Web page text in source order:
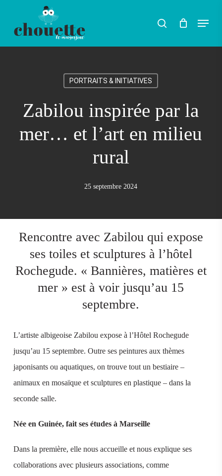
Rechercher
search Menu
PORTRAITS & INITIATIVES
Zabilou inspirée par la
mer… et l’art en milieu
rural
25 septembre 2024
Rencontre avec Zabilou qui expose
ses toiles et sculptures à l’hôtel
Rochegude. « Bannières, matières et
mer » est à voir jusqu’au 15
septembre.
L’artiste albigeoise Zabilou expose à l’Hôtel Rochegude
jusqu’au 15 septembre. Outre ses peintures aux thèmes
japonisants ou aquatiques, on trouve tout un bestiaire –
animaux en mosaïque et sculptures en plastique – dans la
seconde salle.
Née en Guinée, fait ses études à Marseille
Dans la première, elle nous accueille et nous explique ses
collaborations avec plusieurs associations, comme